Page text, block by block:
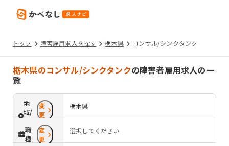
トップ 障害雇用求人を探す 栃木県 コンサル/シンクタンク
栃木県のコンサル/シンクタンクの障害者雇用求人の一
覧
地
域/
路
線
変
更
栃木県
職
種
変
更
選択してください